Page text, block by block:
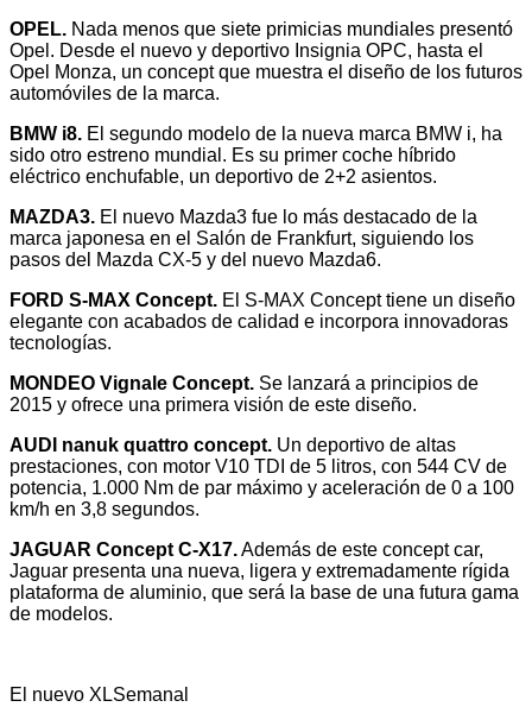
OPEL. Nada menos que siete primicias mundiales presentó
Opel. Desde el nuevo y deportivo Insignia OPC, hasta el
Opel Monza, un concept que muestra el diseño de los futuros
automóviles de la marca.
BMW i8. El segundo modelo de la nueva marca BMW i, ha
sido otro estreno mundial. Es su primer coche híbrido
eléctrico enchufable, un deportivo de 2+2 asientos.
MAZDA3. El nuevo Mazda3 fue lo más destacado de la
marca japonesa en el Salón de Frankfurt, siguiendo los
pasos del Mazda CX-5 y del nuevo Mazda6.
FORD S-MAX Concept. El S-MAX Concept tiene un diseño
elegante con acabados de calidad e incorpora innovadoras
tecnologías.
MONDEO Vignale Concept. Se lanzará a principios de
2015 y ofrece una primera visión de este diseño.
AUDI nanuk quattro concept. Un deportivo de altas
prestaciones, con motor V10 TDI de 5 litros, con 544 CV de
potencia, 1.000 Nm de par máximo y aceleración de 0 a 100
km/h en 3,8 segundos.
JAGUAR Concept C-X17.Además de este concept car,
Jaguar presenta una nueva, ligera y extremadamente rígida
plataforma de aluminio, que será la base de una futura gama
de modelos.
El nuevo XLSemanal